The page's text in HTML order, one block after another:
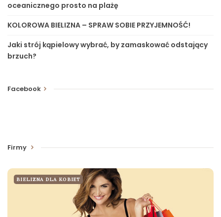
oceanicznego prosto na plażę
KOLOROWA BIELIZNA – SPRAW SOBIE PRZYJEMNOŚĆ!
Jaki strój kąpielowy wybrać, by zamaskować odstający
brzuch?
Facebook
Firmy
BIELIZNA DLA KOBIET